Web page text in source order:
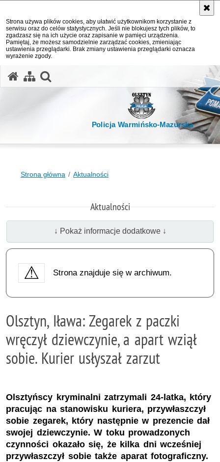
Strona używa plików cookies, aby ułatwić użytkownikom korzystanie z
serwisu oraz do celów statystycznych. Jeśli nie blokujesz tych plików, to
zgadzasz się na ich użycie oraz zapisanie w pamięci urządzenia.
Pamiętaj, że możesz samodzielnie zarządzać cookies, zmieniając
ustawienia przeglądarki. Brak zmiany ustawienia przeglądarki oznacza
wyrażenie zgody.
Policja Warmińsko-Mazurska
Strona główna Aktualności
Aktualności
↓ Pokaż informacje dodatkowe ↓
Strona znajduje się w archiwum.
Olsztyn, Iława: Zegarek z paczki
wręczył dziewczynie, a apart wziął
sobie. Kurier usłyszał zarzut
Olsztyńscy kryminalni zatrzymali 24-latka, który
pracując na stanowisku kuriera, przywłaszczył
sobie zegarek, który następnie w prezencie dał
swojej dziewczynie. W toku prowadzonych
czynności okazało się, że kilka dni wcześniej
przywłaszczył sobie także aparat fotograficzny.